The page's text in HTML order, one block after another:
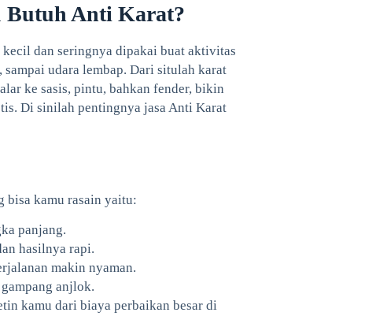
Butuh Anti Karat?
dan seringnya dipakai buat aktivitas
udara lembap. Dari situlah karat
ke sasis, pintu, bahkan fender, bikin
Di sinilah pentingnya jasa Anti Karat
bisa kamu rasain yaitu:
panjang.
hasilnya rapi.
makin nyaman.
anjlok.
kamu dari biaya perbaikan besar di